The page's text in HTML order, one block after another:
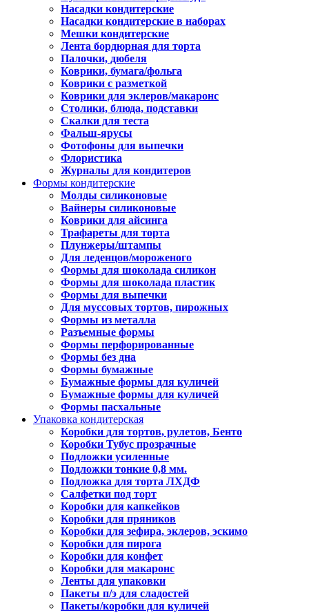
Насадки кондитерские
Насадки кондитерские в наборах
Мешки кондитерские
Лента бордюрная для торта
Палочки, дюбеля
Коврики, бумага/фольга
Коврики с разметкой
Коврики для эклеров/макаронс
Столики, блюда, подставки
Скалки для теста
Фальш-ярусы
Фотофоны для выпечки
Флористика
Журналы для кондитеров
Формы кондитерские
Молды силиконовые
Вайнеры силиконовые
Коврики для айсинга
Трафареты для торта
Плунжеры/штампы
Для леденцов/мороженого
Формы для шоколада силикон
Формы для шоколада пластик
Формы для выпечки
Для муссовых тортов, пирожных
Формы из металла
Разъемные формы
Формы перфорированные
Формы без дна
Формы бумажные
Бумажные формы для куличей
Бумажные формы для куличей
Формы пасхальные
Упаковка кондитерская
Коробки для тортов, рулетов, Бенто
Коробки Тубус прозрачные
Подложки усиленные
Подложки тонкие 0,8 мм.
Подложка для торта ЛХДФ
Салфетки под торт
Коробки для капкейков
Коробки для пряников
Коробки для зефира, эклеров, эскимо
Коробки для пирога
Коробки для конфет
Коробки для макаронс
Ленты для упаковки
Пакеты п/э для сладостей
Пакеты/коробки для куличей